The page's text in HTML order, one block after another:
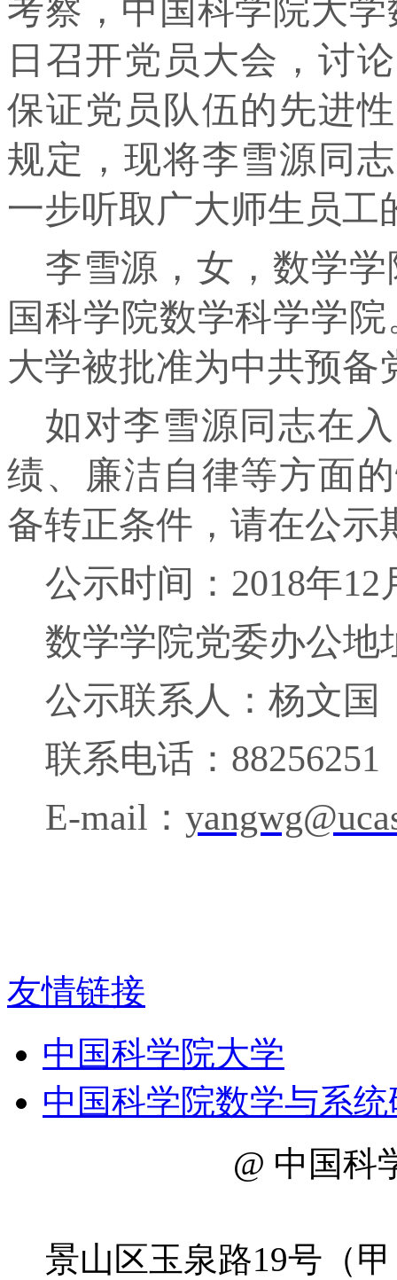
考察，中国科学院大
日召开党员大会，讨
保证党员队伍的先进
规定，现将李雪源同
一步听取广大师生员工
李雪源，女，数学
国科学院数学科学学
大学被批准为中共预备
如对李雪源同志在
绩、廉洁自律等方面
备转正条件，请在公示
公示时间：2018年12
数学学院党委办公地
公示联系人：杨文
联系电话：88256251
E-mail ：
友情链接
中国科学院大学
中国科学院数学与系
@ 中国科
景山区玉泉路19号